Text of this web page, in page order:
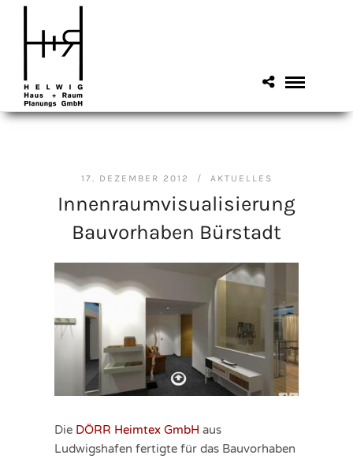
17. DEZEMBER 2012 / AKTUELLES
Innenraumvisualisierung
Bauvorhaben Bürstadt
Die DÖRR Heimtex GmbH aus
Ludwigshafen fertigte für das Bauvorhaben